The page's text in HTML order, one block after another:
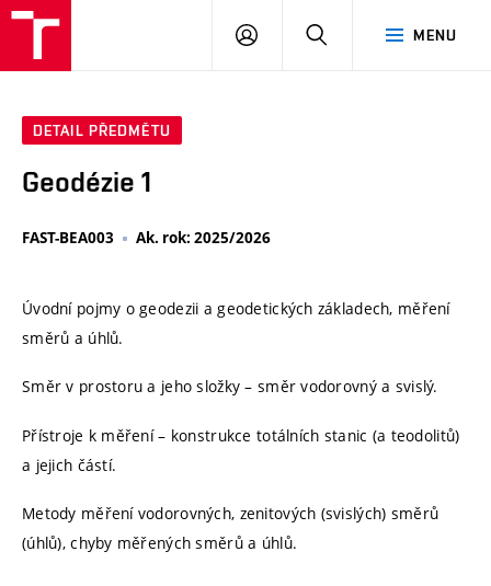
MENU
PŘIHLÁSIT
DETAIL PŘEDMĚTU
Geodézie 1
FAST-BEA003 Ak. rok: 2025/2026
Úvodní pojmy o geodezii a geodetických základech, měření
směrů a úhlů.
Směr v prostoru a jeho složky – směr vodorovný a svislý.
Přístroje k měření – konstrukce totálních stanic (a teodolitů)
a jejich částí.
Metody měření vodorovných, zenitových (svislých) směrů
(úhlů), chyby měřených směrů a úhlů.